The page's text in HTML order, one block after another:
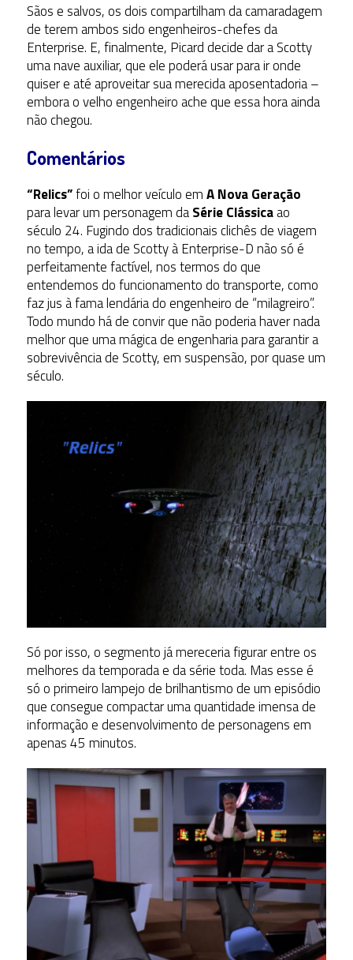
Sãos e salvos, os dois compartilham da camaradagem
de terem ambos sido engenheiros-chefes da
Enterprise. E, finalmente, Picard decide dar a Scotty
uma nave auxiliar, que ele poderá usar para ir onde
quiser e até aproveitar sua merecida aposentadoria –
embora o velho engenheiro ache que essa hora ainda
não chegou.
Comentários
“Relics”foi o melhor veículo emA Nova Geração
para levar um personagem daSérie Clássicaao
século 24. Fugindo dos tradicionais clichês de viagem
no tempo, a ida de Scotty à Enterprise-D não só é
perfeitamente factível, nos termos do que
entendemos do funcionamento do transporte, como
faz jus à fama lendária do engenheiro de “milagreiro”.
Todo mundo há de convir que não poderia haver nada
melhor que uma mágica de engenharia para garantir a
sobrevivência de Scotty, em suspensão, por quase um
século.
Só por isso, o segmento já mereceria figurar entre os
melhores da temporada e da série toda. Mas esse é
só o primeiro lampejo de brilhantismo de um episódio
que consegue compactar uma quantidade imensa de
informação e desenvolvimento de personagens em
apenas 45 minutos.